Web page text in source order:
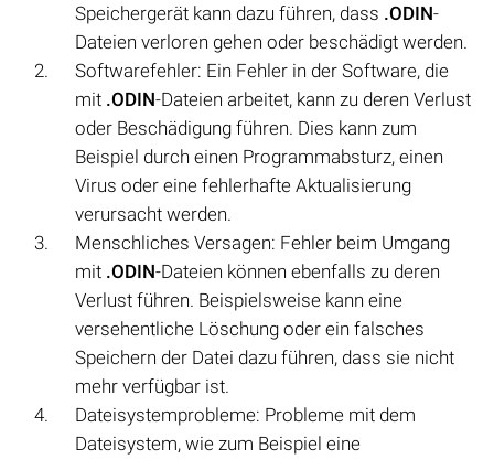
Speichergerät kann dazu führen, dass .ODIN-
Dateien verloren gehen oder beschädigt werden.
Softwarefehler: Ein Fehler in der Software, die
mit .ODIN-Dateien arbeitet, kann zu deren Verlust
oder Beschädigung führen. Dies kann zum
Beispiel durch einen Programmabsturz, einen
Virus oder eine fehlerhafte Aktualisierung
verursacht werden.
Menschliches Versagen: Fehler beim Umgang
mit .ODIN-Dateien können ebenfalls zu deren
Verlust führen. Beispielsweise kann eine
versehentliche Löschung oder ein falsches
Speichern der Datei dazu führen, dass sie nicht
mehr verfügbar ist.
Dateisystemprobleme: Probleme mit dem
Dateisystem, wie zum Beispiel eine